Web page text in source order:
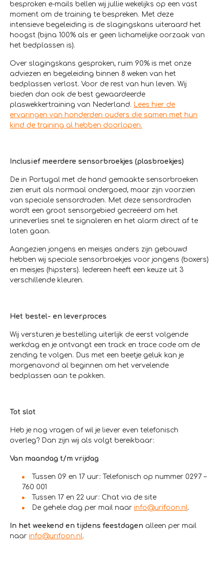
besproken e-mails bellen wij jullie wekelijks op een vast
moment om de training te bespreken. Met deze
intensieve begeleiding is de slagingskans uiteraard het
hoogst (bijna 100% als er geen lichamelijke oorzaak van
het bedplassen is).
Over slagingskans gesproken, ruim 90% is met onze
adviezen en begeleiding binnen 8 weken van het
bedplassen verlost. Voor de rest van hun leven. Wij
bieden dan ook de best gewaardeerde
plaswekkertraining van Nederland. Lees hier de
ervaringen van honderden ouders die samen met hun
kind de training al hebben doorlopen.
Inclusief meerdere sensorbroekjes (plasbroekjes)
De in Portugal met de hand gemaakte sensorbroeken
zien eruit als normaal ondergoed, maar zijn voorzien
van speciale sensordraden. Met deze sensordraden
wordt een groot sensorgebied gecreëerd om het
urineverlies snel te signaleren en het alarm direct af te
laten gaan.
Aangezien jongens en meisjes anders zijn gebouwd
hebben wij speciale sensorbroekjes voor jongens (boxers)
en meisjes (hipsters). Iedereen heeft een keuze uit 3
verschillende kleuren.
Het bestel- en leverproces
Wij versturen je bestelling uiterlijk de eerst volgende
werkdag en je ontvangt een track en trace code om de
zending te volgen. Dus met een beetje geluk kan je
morgenavond al beginnen om het vervelende
bedplassen aan te pakken.
Tot slot
Heb je nog vragen of wil je liever even telefonisch
overleg? Dan zijn wij als volgt bereikbaar:
Van maandag t/m vrijdag
Tussen 09 en 17 uur: Telefonisch op nummer 0297 –
760 001
Tussen 17 en 22 uur: Chat via de site
De gehele dag per mail naar info@urifoon.nl.
In het weekend en tijdens feestdagen alleen per mail
naar info@urifoon.nl.